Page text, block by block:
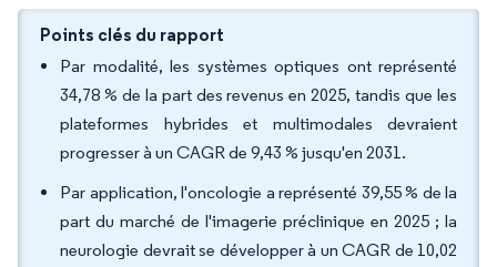
Points clés du rapport
Par modalité, les systèmes optiques ont représenté
34,78 % de la part des revenus en 2025, tandis que les
plateformes hybrides et multimodales devraient
progresser à un CAGR de 9,43 % jusqu'en 2031.
Par application, l'oncologie a représenté 39,55 % de la
part du marché de l'imagerie préclinique en 2025 ; la
neurologie devrait se développer à un CAGR de 10,02